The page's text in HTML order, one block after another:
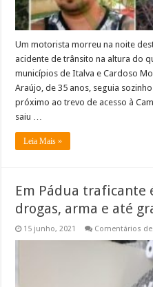
Um motorista morreu na noite
acidente de trânsito na altura do
municípios de Italva e Cardoso
Araújo, de 35 anos, seguia
próximo ao trevo de acesso à
saiu …
Leia Mais »
Em Pádua traficante
drogas, arma e até
15 junho, 2021 Comentários